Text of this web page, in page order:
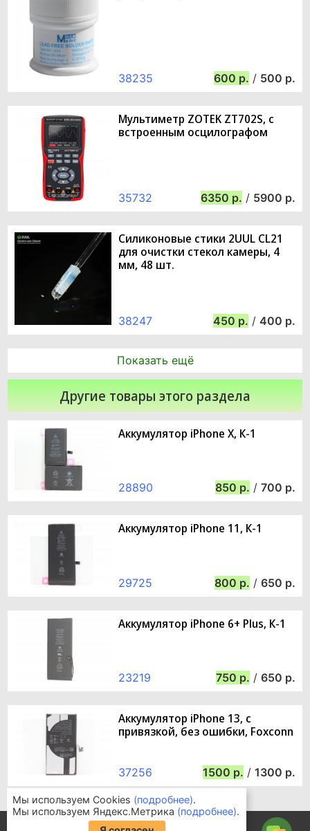
38235 600 / 500
Мультиметр ZOTEK ZT702S, с
встроенным осцилографом
35732 6350 / 5900
Силиконовые стики 2UUL CL21
для очистки стекол камеры, 4
мм, 48 шт.
38247 450 / 400
Показать ещё
Другие товары этого раздела
Аккумулятор iPhone X, К-1
28890 850 / 700
Аккумулятор iPhone 11, К-1
29725 800 / 650
Аккумулятор iPhone 6+ Plus, К-1
23219 750 / 650
Аккумулятор iPhone 13, с
привязкой, без ошибки, Foxconn
37256 1500 / 1300
Информация для покупателей
Мы используем Cookies (подробнее).
Мы используем Яндекс.Метрика (подробнее).